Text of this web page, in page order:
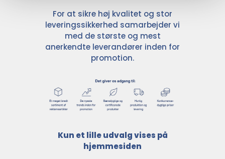
For at sikre høj kvalitet og stor
leveringssikkerhed samarbejder vi
med de største og mest
anerkendte leverandører inden for
promotion.
Kun et lille udvalg vises på
hjemmesiden